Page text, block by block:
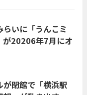
らいに「うんこミ
が20206年7月にオ
が閉館で「横浜駅